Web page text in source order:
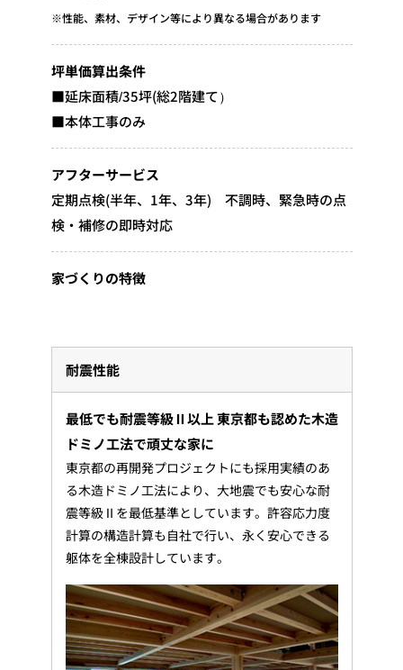
※性能、素材、デザイン等により異なる場合があります
坪単価算出条件
■延床面積/35坪(総2階建て）
■本体工事のみ
アフターサービス
定期点検(半年、1年、3年) 不調時、緊急時の点
検・補修の即時対応
家づくりの特徴
耐震性能
最低でも耐震等級Ⅱ以上 東京都も認めた木造
ドミノ工法で頑丈な家に
東京都の再開発プロジェクトにも採用実績のあ
る木造ドミノ工法により、大地震でも安心な耐
震等級Ⅱを最低基準としています。許容応力度
計算の構造計算も自社で行い、永く安心できる
躯体を全棟設計しています。